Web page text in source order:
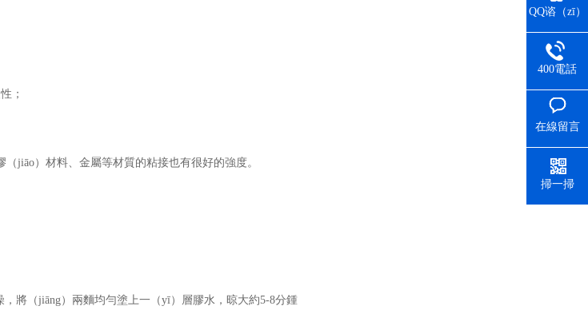
；
（jiāo）材料、金屬等材質的粘接也有很好的強度。
將（jiāng）兩麵均勻塗上一（yī）層膠水，晾大約5-8分鍾
QQ谘（zī）
400電話
在線留言
掃一掃